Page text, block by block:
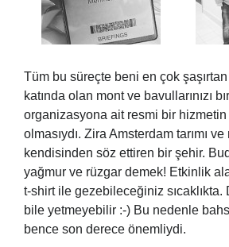
Tüm bu süreçte beni en çok
katında olan mont ve bavullarınızı
organizasyona ait resmi bir hizmetin
olmasıydı. Zira Amsterdam tarımı
kendisinden söz ettiren bir şehir.
yağmur ve rüzgar demek! Etkinlik
t-shirt ile gezebileceğiniz sıcaklıkta.
bile yetmeyebilir :-) Bu nedenle
bence son derece önemliydi.